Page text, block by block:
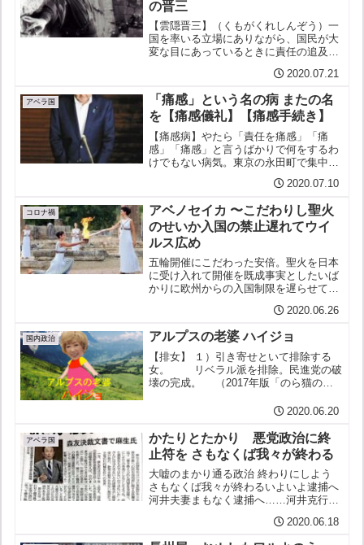
の晋三
【雲隠晋三】（くもがくれしんぞう）一
国を率いる立場にありながら、国民が大
変な目にあっているときに責任の追及を
い、真田十勇士の一人・霧隠才蔵とは似
ても似つかぬ無能にして卑怯なる男。
【用例】安倍よ、雲隠晋三か...
2020.07.21
アベラ国
「痛感」という名の病 またの名
を【痛感儀礼】【痛感手続き】
【痛感病】やたら「責任を痛感」「痛
感」「痛感」と言うばかりで何をするわ
けでもない病気。東京の永田町で集中的
「国民にお詫び申し上げる」だの「真摯
に」だの「襟を正す」だの「説明責任」
だの「緊張感をもって」だの、...
2020.07.10
コロナ禍
アベノセイカ 〜こだわりし聖火
のせいか入国の禁止遅れてウイ
ルス広め
五輪開催にこだわった安倍。聖火を日本
に受け入れて開催を既成事実としたいば
かりに欧州からの入国制限を遅らせてい
した欧州由来の新型コロナウイルス。研
究セイカ！公立感染症研究所の研究でそ
のことがわかる。他紙は報...
2020.06.26
国内政治 アルプスの老婆 ハイジョ
【排女】 １）引き寄せといて排除する
女。 リベラル派を排除。民進党の破
壊の完成。 （2017年版「のら猫の悪
女。（2018年版） 人を排除するつ
気に入らない...
2020.06.20
アベラ国
かたりとたかり 悪党政治に終
止符を さもなくば我々が終わる
大嘘のまかり通る政治 終わりにしよう
さもなくば我々が終わるいよいよ逮捕へ
河井夫妻まもなく逮捕へ……河井克行・
は全貌を解明できるか：時事ドットコム
連座制で案里氏失職の可能性濃厚河井夫
2020.06.18